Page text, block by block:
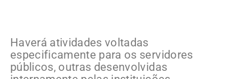
Haverá atividades voltadas
especificamente para os servidores
públicos, outras desenvolvidas